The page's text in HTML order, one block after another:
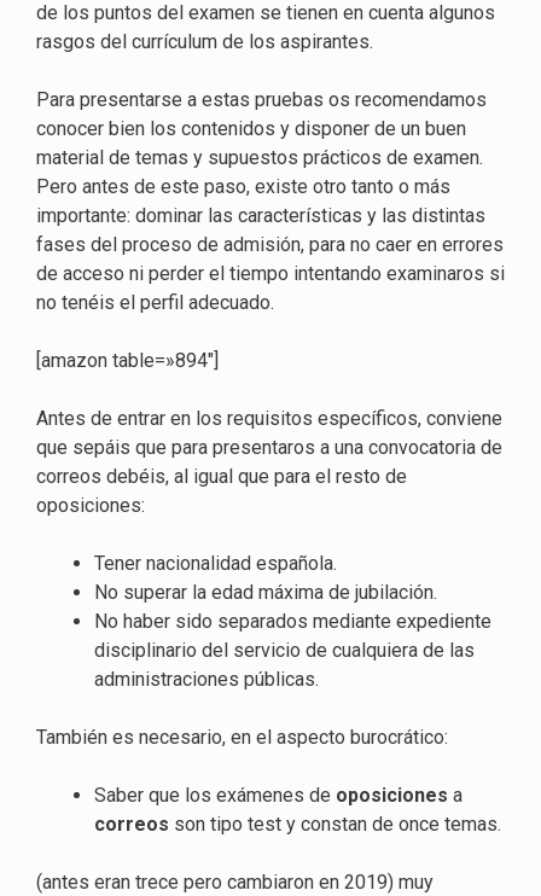
de los puntos del examen se tienen en cuenta algunos
rasgos del currículum de los aspirantes.
Para presentarse a estas pruebas os recomendamos
conocer bien los contenidos y disponer de un buen
material de temas y supuestos prácticos de examen.
Pero antes de este paso, existe otro tanto o más
importante: dominar las características y las distintas
fases del proceso de admisión, para no caer en errores
de acceso ni perder el tiempo intentando examinaros si
no tenéis el perfil adecuado.
[amazon table=»894″]
Antes de entrar en los requisitos específicos, conviene
que sepáis que para presentaros a una convocatoria de
correos debéis, al igual que para el resto de
oposiciones:
Tener nacionalidad española.
No superar la edad máxima de jubilación.
No haber sido separados mediante expediente
disciplinario del servicio de cualquiera de las
administraciones públicas.
También es necesario, en el aspecto burocrático:
Saber que los exámenes de oposiciones a
correos son tipo test y constan de once temas.
(antes eran trece pero cambiaron en 2019) muy